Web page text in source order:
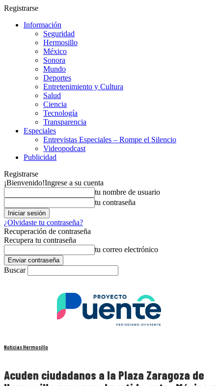
Registrarse
Información
Seguridad
Hermosillo
México
Sonora
Mundo
Deportes
Entretenimiento y Cultura
Salud
Ciencia
Tecnología
Transparencia
Especiales
Entrevistas Especiales – Rompe el Silencio
Videopodcast
Publicidad
Registrarse
¡Bienvenido!Ingrese a su cuenta
tu nombre de usuario
tu contraseña
¿Olvidaste tu contraseña?
Recuperación de contraseña
Recupera tu contraseña
tu correo electrónico
Buscar
Noticias Hermosillo
Acuden ciudadanos a la Plaza Zaragoza de